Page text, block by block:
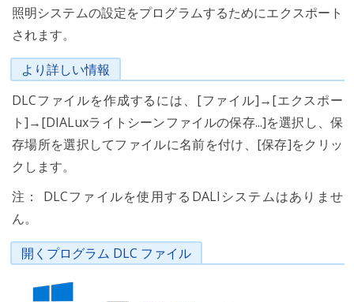
照明システムの設定をプログラムするためにエクスポート
されます。
より詳しい情報
DLCファイルを作成するには、[ファイル]→[エクスポー
ト]→[DIALuxライトシーンファイルの保存...]を選択し、保
存場所を選択してファイルに名前を付け、[保存]をクリッ
クします。
注： DLCファイルを使用するDALIシステムはありませ
ん。
開くプログラム DLC ファイル